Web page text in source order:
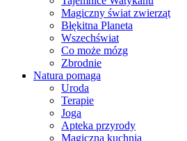
Magiczny świat zwierząt
Błękitna Planeta
Wszechświat
Co może mózg
Zbrodnie
Natura pomaga
Uroda
Terapie
Joga
Apteka przyrody
Magiczna kuchnia